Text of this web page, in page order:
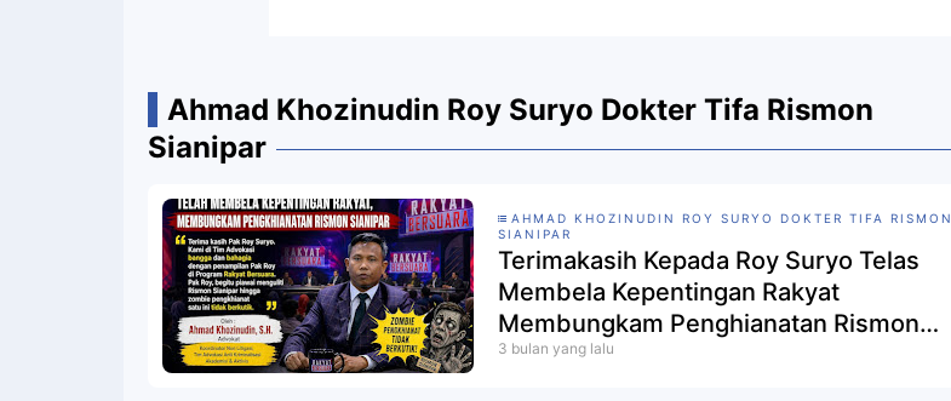
Ahmad Khozinudin Roy Suryo Dokter Tifa Rismon
Sianipar
AHMAD KHOZINUDIN ROY SURYO DOKTER TIFA RISMON
SIANIPAR
Terimakasih Kepada Roy Suryo Telas
Membela Kepentingan Rakyat
Membungkam Penghianatan Rismon
Sianipar
3 bulan yang lalu